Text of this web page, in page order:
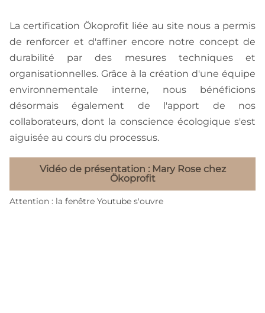
La certification Ökoprofit liée au site nous a permis
de renforcer et d'affiner encore notre concept de
durabilité par des mesures techniques et
organisationnelles. Grâce à la création d'une équipe
environnementale interne, nous bénéficions
désormais également de l'apport de nos
collaborateurs, dont la conscience écologique s'est
aiguisée au cours du processus.
Vidéo de présentation : Mary Rose chez
Ökoprofit
Attention : la fenêtre Youtube s'ouvre